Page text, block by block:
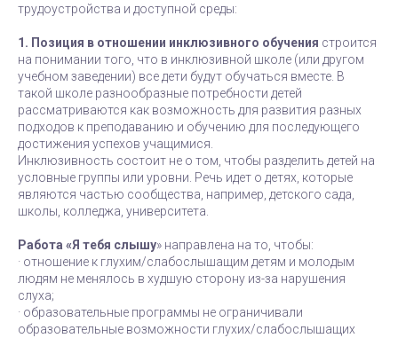
трудоустройства и доступной среды:
1. Позиция в отношении инклюзивного обучения строится
на понимании того, что в инклюзивной школе (или другом
учебном заведении) все дети будут обучаться вместе. В
такой школе разнообразные потребности детей
рассматриваются как возможность для развития разных
подходов к преподаванию и обучению для последующего
достижения успехов учащимися.
Инклюзивность состоит не о том, чтобы разделить детей на
условные группы или уровни. Речь идет о детях, которые
являются частью сообщества, например, детского сада,
школы, колледжа, университета.
Работа «Я тебя слышу» направлена на то, чтобы:
· отношение к глухим/слабослышащим детям и молодым
людям не менялось в худшую сторону из-за нарушения
слуха;
· образовательные программы не ограничивали
образовательные возможности глухих/слабослышащих